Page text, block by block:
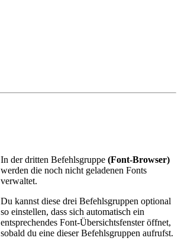
In der dritten Befehlsgruppe (Font-Browser)
werden die noch nicht geladenen Fonts
verwaltet.
Du kannst diese drei Befehlsgruppen optional
so einstellen, dass sich automatisch ein
entsprechendes Font-Übersichtsfenster öffnet,
sobald du eine dieser Befehlsgruppen aufrufst.